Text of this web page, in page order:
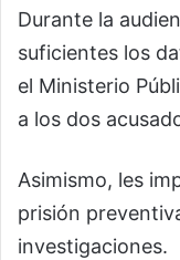
Durante la
suficientes los
el Ministerio
a los dos
Asimismo, les
prisión
investigaciones.